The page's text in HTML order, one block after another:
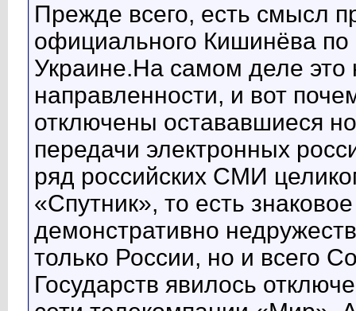
Прежде всего, есть смысл
официального Кишинёва
Украине.На самом деле это
направленности, и вот
отключены остававшиеся
передачи электронных
ряд российских СМИ
«Спутник», то есть
демонстративно
только России, но и всего
Государств явилось